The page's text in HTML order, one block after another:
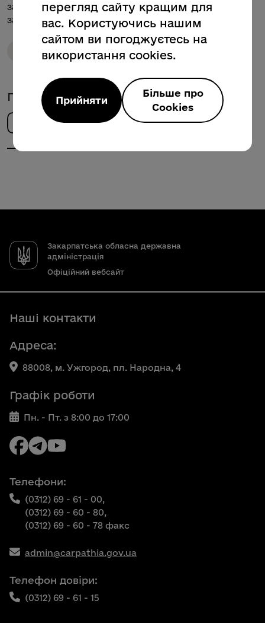
заради здоров’я, єдності та підтримки наших
захисників і захисниць!
Благодійний забіг Підтримка захисників
Поділитись новиною
Закарпатська обласна державна
адміністрація
Офіційний вебсайт
Наші контакти
Адреса:
88008, м. Ужгород, пл. Народна, 4
Графік роботи
Пн. - Пт. з 8:00 до 17:00
Телефони:
(0312) 69 - 61 - 00,
(0312) 69 - 60 - 80,
(0312) 69 - 60 - 78 факс
admin@carpathia.gov.ua
Телефон довіри:
(0312) 69 - 61 - 15
перегляд сайту кращим для
вас. Користуючись нашим
сайтом ви погоджуєтесь на
використання cookies.
Прийняти
Більше про
Cookies